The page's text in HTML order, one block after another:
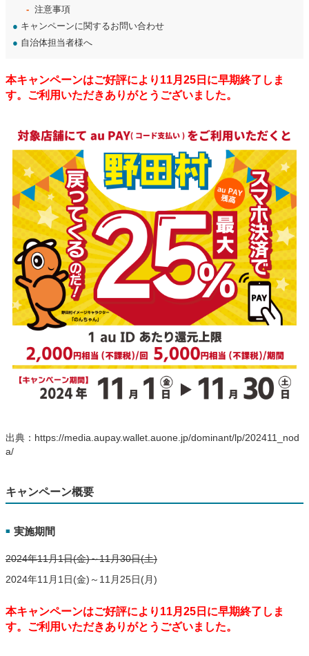
注意事項
● キャンペーンに関するお問い合わせ
● 自治体担当者様へ
本キャンペーンはご好評により11月25日に早期終了しま
す。ご利用いただきありがとうございました。
出典：https://media.aupay.wallet.auone.jp/dominant/lp/202411_nod
a/
キャンペーン概要
■ 実施期間
2024年11月1日(金)～11月30日(土)
2024年11月1日(金)～11月25日(月)
本キャンペーンはご好評により11月25日に早期終了しま
す。ご利用いただきありがとうございました。